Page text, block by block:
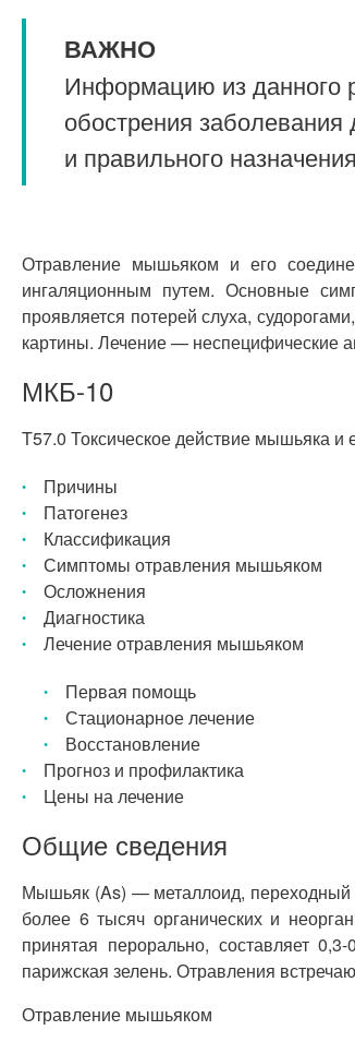
ВАЖНО
Информацию из данного
обострения заболевания
и правильного
Отравление мышьяком и его
ингаляционным путем. Основные
проявляется потерей слуха,
картины. Лечение — неспецифические
МКБ-10
T57.0 Токсическое действие мышьяка и
Причины
Патогенез
Классификация
Симптомы отравления мышьяком
Осложнения
Диагностика
Лечение отравления мышьяком
Первая помощь
Стационарное лечение
Восстановление
Прогноз и профилактика
Цены на лечение
Общие сведения
Мышьяк (As) — металлоид, переходный
более 6 тысяч органических и
принятая перорально, составляет
парижская зелень. Отравления
Отравление мышьяком